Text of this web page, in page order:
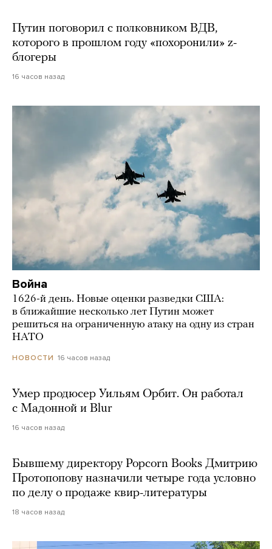
Путин поговорил с полковником ВДВ,
которого в прошлом году «похоронили» z-
блогеры
16 часов назад
Война
1626-й день. Новые оценки разведки США:
в ближайшие несколько лет Путин может
решиться на ограниченную атаку на одну из стран
НАТО
НОВОСТИ 16 часов назад
Умер продюсер Уильям Орбит. Он работал
с Мадонной и Blur
16 часов назад
Бывшему директору Popcorn Books Дмитрию
Протопопову назначили четыре года условно
по делу о продаже квир-литературы
18 часов назад